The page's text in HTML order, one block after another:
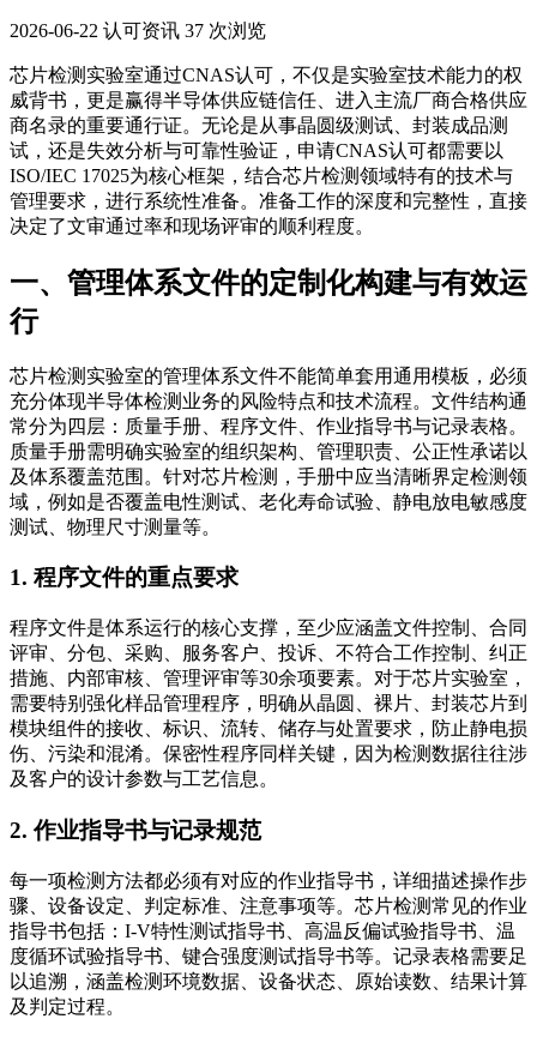
2026-06-22 认可资讯 37 次浏览
芯片检测实验室通过CNAS认可，不仅是实验室技术能力的权
威背书，更是赢得半导体供应链信任、进入主流厂商合格供应
商名录的重要通行证。无论是从事晶圆级测试、封装成品测
试，还是失效分析与可靠性验证，申请CNAS认可都需要以
ISO/IEC 17025为核心框架，结合芯片检测领域特有的技术与
管理要求，进行系统性准备。准备工作的深度和完整性，直接
决定了文审通过率和现场评审的顺利程度。
一、管理体系文件的定制化构建与有效运
行
芯片检测实验室的管理体系文件不能简单套用通用模板，必须
充分体现半导体检测业务的风险特点和技术流程。文件结构通
常分为四层：质量手册、程序文件、作业指导书与记录表格。
质量手册需明确实验室的组织架构、管理职责、公正性承诺以
及体系覆盖范围。针对芯片检测，手册中应当清晰界定检测领
域，例如是否覆盖电性测试、老化寿命试验、静电放电敏感度
测试、物理尺寸测量等。
1. 程序文件的重点要求
程序文件是体系运行的核心支撑，至少应涵盖文件控制、合同
评审、分包、采购、服务客户、投诉、不符合工作控制、纠正
措施、内部审核、管理评审等30余项要素。对于芯片实验室，
需要特别强化样品管理程序，明确从晶圆、裸片、封装芯片到
模块组件的接收、标识、流转、储存与处置要求，防止静电损
伤、污染和混淆。保密性程序同样关键，因为检测数据往往涉
及客户的设计参数与工艺信息。
2. 作业指导书与记录规范
每一项检测方法都必须有对应的作业指导书，详细描述操作步
骤、设备设定、判定标准、注意事项等。芯片检测常见的作业
指导书包括：I-V特性测试指导书、高温反偏试验指导书、温
度循环试验指导书、键合强度测试指导书等。记录表格需要足
以追溯，涵盖检测环境数据、设备状态、原始读数、结果计算
及判定过程。